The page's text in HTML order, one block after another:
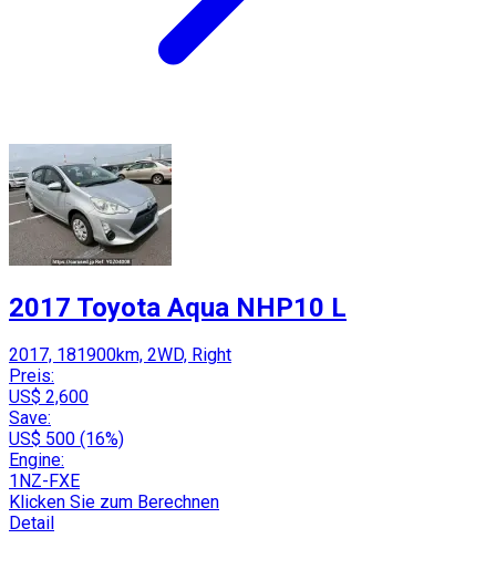
2017 Toyota Aqua NHP10 L
2017, 181900km, 2WD, Right
Preis:
US$ 2,600
Save:
US$ 500 (16%)
Engine:
1NZ-FXE
Klicken Sie zum Berechnen
Detail